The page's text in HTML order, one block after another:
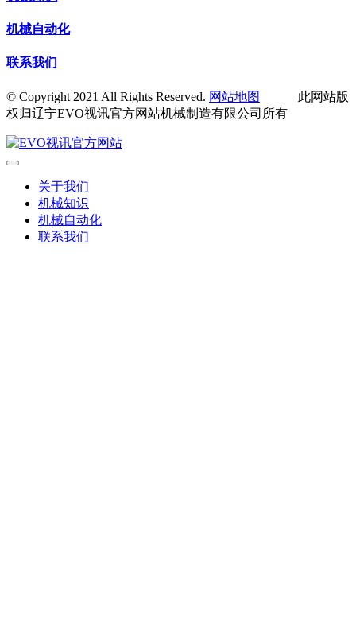
机械自动化
联系我们
© Copyright 2021 All Rights Reserved. 网站地图
此网站版
权归辽宁EVO视讯官方网站机械制造有限公司所有
关于我们
机械知识
机械自动化
联系我们